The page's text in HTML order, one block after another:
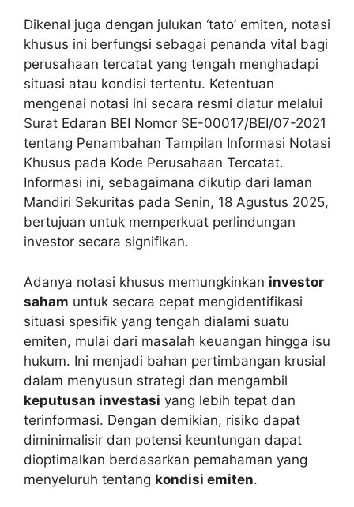
Dikenal juga dengan julukan ‘tato’ emiten, notasi
khusus ini berfungsi sebagai penanda vital bagi
perusahaan tercatat yang tengah menghadapi
situasi atau kondisi tertentu. Ketentuan
mengenai notasi ini secara resmi diatur melalui
Surat Edaran BEI Nomor SE-00017/BEI/07-2021
tentang Penambahan Tampilan Informasi Notasi
Khusus pada Kode Perusahaan Tercatat.
Informasi ini, sebagaimana dikutip dari laman
Mandiri Sekuritas pada Senin, 18 Agustus 2025,
bertujuan untuk memperkuat perlindungan
investor secara signifikan.
Adanya notasi khusus memungkinkan investor
saham untuk secara cepat mengidentifikasi
situasi spesifik yang tengah dialami suatu
emiten, mulai dari masalah keuangan hingga isu
hukum. Ini menjadi bahan pertimbangan krusial
dalam menyusun strategi dan mengambil
keputusan investasi yang lebih tepat dan
terinformasi. Dengan demikian, risiko dapat
diminimalisir dan potensi keuntungan dapat
dioptimalkan berdasarkan pemahaman yang
menyeluruh tentang kondisi emiten.